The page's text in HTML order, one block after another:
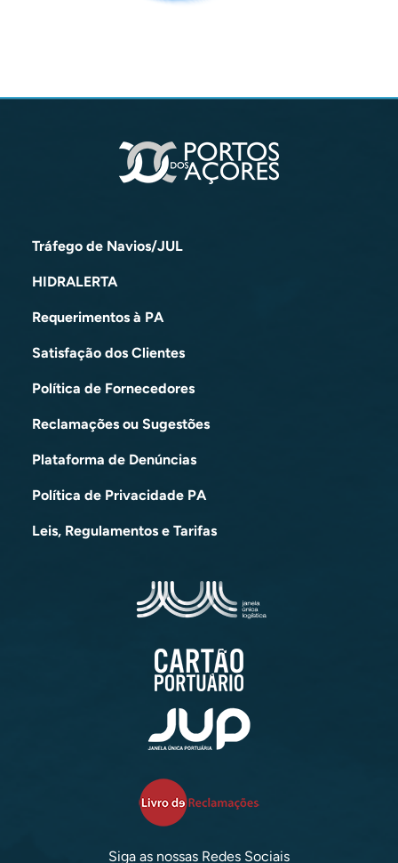
Tráfego de Navios/JUL
HIDRALERTA
Requerimentos à PA
Satisfação dos Clientes
Política de Fornecedores
Reclamações ou Sugestões
Plataforma de Denúncias
Política de Privacidade PA
Leis, Regulamentos e Tarifas
Siga as nossas Redes Sociais